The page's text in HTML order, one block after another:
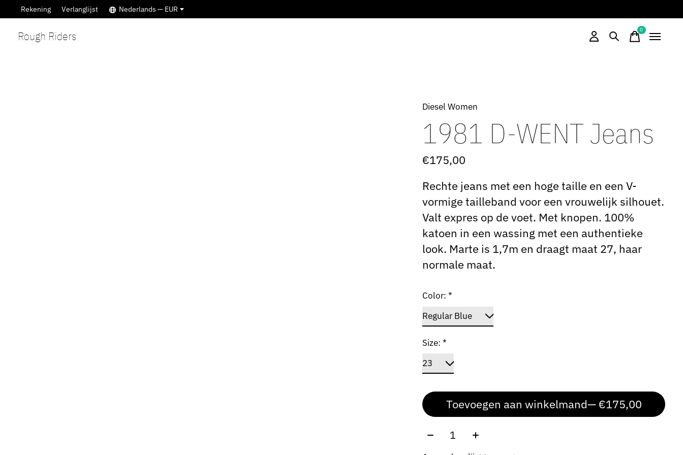
Rekening Verlanglijst Nederlands — EUR
Rough Riders 0items
Diesel Women
1981 D-WENT Jeans
€175,00
Rechte jeans met een hoge taille en een V-
vormige tailleband voor een vrouwelijk silhouet.
Valt expres op de voet. Met knopen. 100%
katoen in een wassing met een authentieke
look. Marte is 1,7m en draagt maat 27, haar
normale maat.
Color:*
Size:*
Toevoegen aan winkelmand
— €175,00
Aantal: